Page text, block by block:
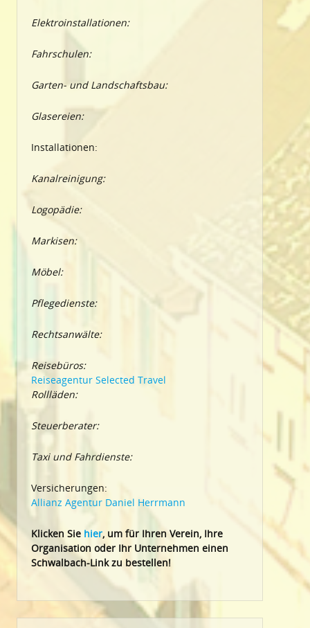
Elektroinstallationen:
Fahrschulen:
Garten- und Landschaftsbau:
Glasereien:
Installationen:
Kanalreinigung:
Logopädie:
Markisen:
Möbel:
Pflegedienste:
Rechtsanwälte:
Reisebüros:
Reiseagentur Selected Travel
Rollläden:
Steuerberater:
Taxi und Fahrdienste:
Versicherungen:
Allianz Agentur Daniel Herrmann
Klicken Sie hier, um für Ihren Verein, Ihre
Organisation oder Ihr Unternehmen einen
Schwalbach-Link zu bestellen!